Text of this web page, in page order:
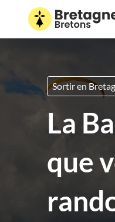
Sortir en
La
que